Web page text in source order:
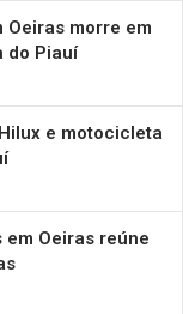
Oeiras morre em
do Piauí
e motocicleta
Oeiras reúne